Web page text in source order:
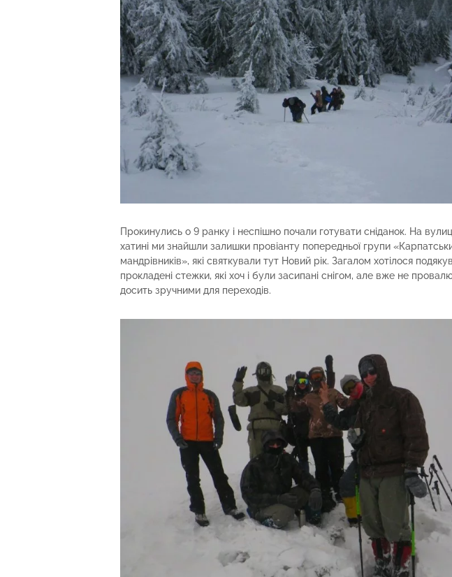
Прокинулись о 9 ранку і неспішно почали готувати сніданок. На
хатині ми знайшли залишки провіанту попередньої групи
мандрівників», які святкували тут Новий рік. Загалом хотілося
прокладені стежки, які хоч і були засипані снігом, але вже не
досить зручними для переходів.